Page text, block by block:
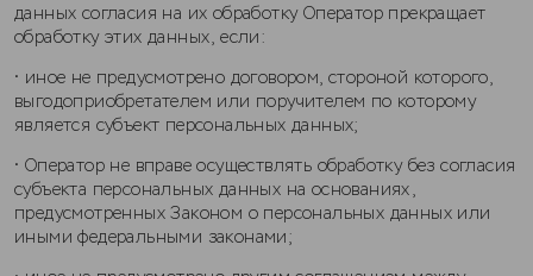
данных согласия на их обработку Оператор прекращает
обработку этих данных, если:
• иное не предусмотрено договором, стороной которого,
выгодоприобретателем или поручителем по которому
является субъект персональных данных;
• Оператор не вправе осуществлять обработку без согласия
субъекта персональных данных на основаниях,
предусмотренных Законом о персональных данных или
иными федеральными законами;